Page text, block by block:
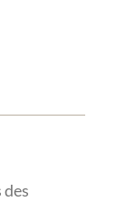
des